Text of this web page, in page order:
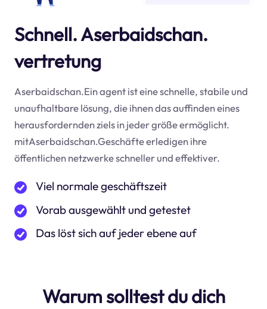
Schnell. Aserbaidschan.
vertretung
Aserbaidschan.Ein agent ist eine schnelle, stabile und
unaufhaltbare lösung, die ihnen das auffinden eines
herausfordernden ziels in jeder größe ermöglicht.
mitAserbaidschan.Geschäfte erledigen ihre
öffentlichen netzwerke schneller und effektiver.
Viel normale geschäftszeit
Vorab ausgewählt und getestet
Das löst sich auf jeder ebene auf
Warum solltest du dich